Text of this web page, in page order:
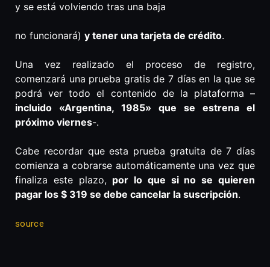
y se está volviendo tras una baja
no funcionará) y tener una tarjeta de crédito.
Una vez realizado el proceso de registro,
comenzará una prueba gratis de 7 días en la que se
podrá ver todo el contenido de la plataforma –
incluido «Argentina, 1985» que se estrena el
próximo viernes-.
Cabe recordar que esta prueba gratuita de 7 días
comienza a cobrarse automáticamente una vez que
finaliza este plazo, por lo que si no se quieren
pagar los $ 319 se debe cancelar la suscripción.
source